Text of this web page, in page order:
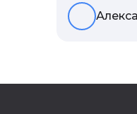
мы
то, как